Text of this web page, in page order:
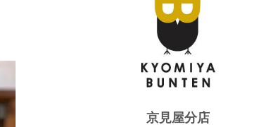
京見屋分店